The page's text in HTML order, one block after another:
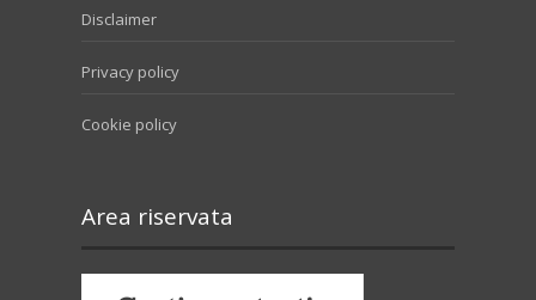
Disclaimer
Privacy policy
Cookie policy
Area riservata